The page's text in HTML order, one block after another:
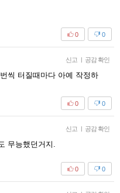
0
0
신고 | 공감 확인
씩 터질때마다 아예 작정하
0
0
신고 | 공감 확인
무능했던거지.
0
0